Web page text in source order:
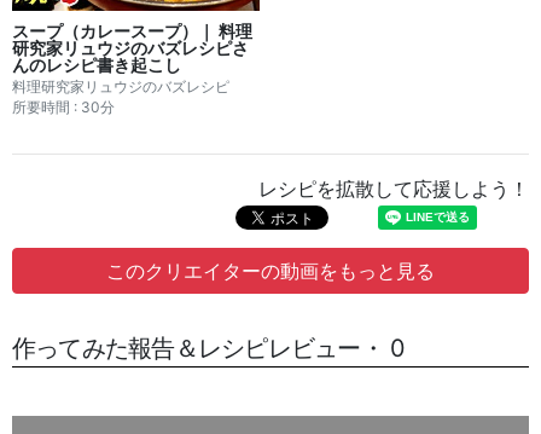
スープ（カレースープ）｜ 料理
研究家リュウジのバズレシピさ
んのレシピ書き起こし
料理研究家リュウジのバズレシピ
所要時間 : 30分
レシピを拡散して応援しよう！
このクリエイターの動画をもっと見る
作ってみた報告＆レシピレビュー・ 0